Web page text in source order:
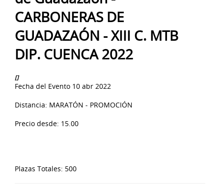
CARBONERAS DE
GUADAZAÓN - XIII C. MTB
DIP. CUENCA 2022
[]
Fecha del Evento 10 abr 2022
Distancia: MARATÓN - PROMOCIÓN
Precio desde: 15.00
Plazas Totales: 500